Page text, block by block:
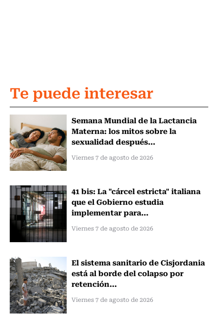
Te puede interesar
Semana Mundial de la Lactancia
Materna: los mitos sobre la
sexualidad después...
Viernes 7 de agosto de 2026
41 bis: La "cárcel estricta" italiana
que el Gobierno estudia
implementar para...
Viernes 7 de agosto de 2026
El sistema sanitario de Cisjordania
está al borde del colapso por
retención...
Viernes 7 de agosto de 2026